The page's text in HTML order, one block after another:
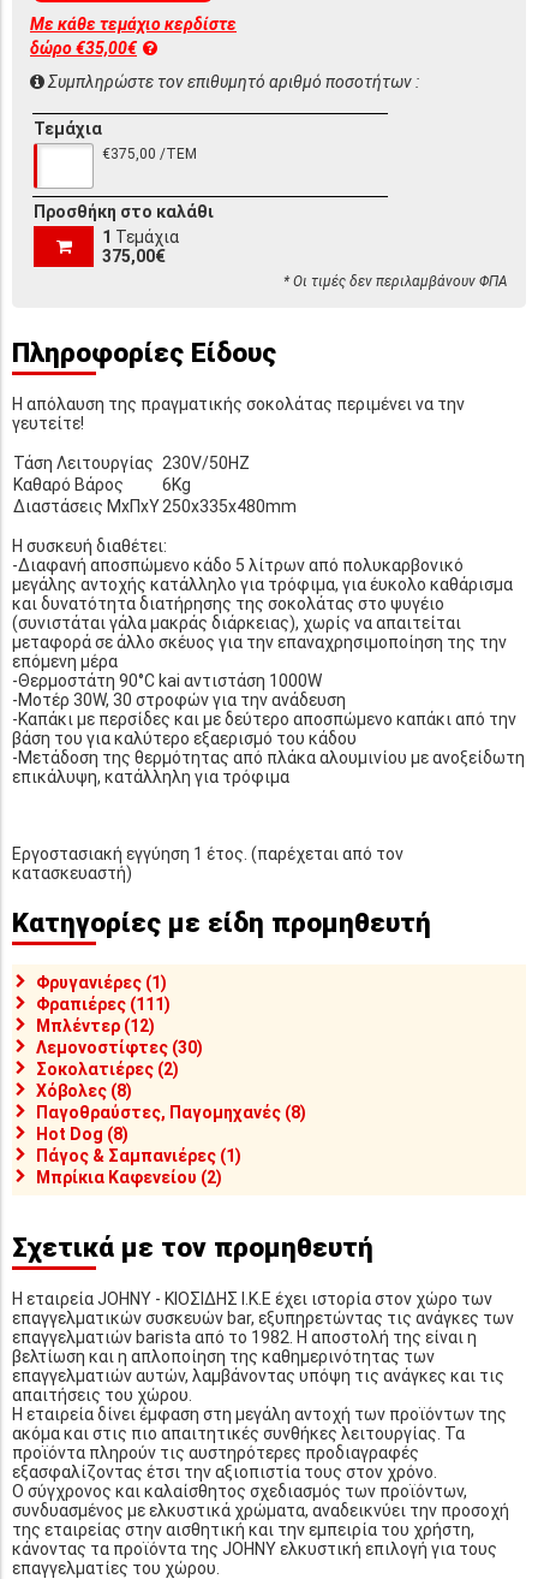
Με κάθε τεμάχιο κερδίστε
δώρο €35,00€
Συμπληρώστε τον επιθυμητό αριθμό ποσοτήτων :
Τεμάχια
€375,00 /ΤΕΜ
Προσθήκη στο καλάθι
1 Τεμάχια
375,00€
* Οι τιμές δεν περιλαμβάνουν ΦΠΑ
Πληροφορίες Είδους
Η απόλαυση της πραγματικής σοκολάτας περιμένει να την
γευτείτε!
Τάση Λειτουργίας 230V/50HZ
Καθαρό Βάρος
6Kg
Διαστάσεις ΜxΠxΥ250x335x480mm
Η συσκευή διαθέτει:
-Διαφανή αποσπώμενο κάδο 5 λίτρων από πολυκαρβονικό
μεγάλης αντοχής κατάλληλο για τρόφιμα, για έυκολο καθάρισμα
και δυνατότητα διατήρησης της σοκολάτας στο ψυγέιο
(συνιστάται γάλα μακράς διάρκειας), χωρίς να απαιτείται
μεταφορά σε άλλο σκέυος για την επαναχρησιμοποίηση της την
επόμενη μέρα
-Θερμοστάτη 90°C kai αντιστάση 1000W
-Μοτέρ 30W, 30 στροφών για την ανάδευση
-Καπάκι με περσίδες και με δεύτερο αποσπώμενο καπάκι από την
βάση του για καλύτερο εξαερισμό του κάδου
-Μετάδοση της θερμότητας από πλάκα αλουμινίου με ανοξείδωτη
επικάλυψη, κατάλληλη για τρόφιμα
Εργοστασιακή εγγύηση 1 έτος. (παρέχεται από τον
κατασκευαστή)
Κατηγορίες με είδη προμηθευτή
Φρυγανιέρες (1)
Φραπιέρες (111)
Μπλέντερ (12)
Λεμονοστίφτες (30)
Σοκολατιέρες (2)
Χόβολες (8)
Παγοθραύστες, Παγομηχανές (8)
Hot Dog (8)
Πάγος & Σαμπανιέρες (1)
Μπρίκια Καφενείου (2)
Σχετικά με τον προμηθευτή
Η εταιρεία JOHNY - ΚΙΟΣΙΔΗΣ Ι.Κ.Ε έχει ιστορία στον χώρο των
επαγγελματικών συσκευών bar, εξυπηρετώντας τις ανάγκες των
επαγγελματιών barista από το 1982. Η αποστολή της είναι η
βελτίωση και η απλοποίηση της καθημερινότητας των
επαγγελματιών αυτών, λαμβάνοντας υπόψη τις ανάγκες και τις
απαιτήσεις του χώρου.
Η εταιρεία δίνει έμφαση στη μεγάλη αντοχή των προϊόντων της
ακόμα και στις πιο απαιτητικές συνθήκες λειτουργίας. Τα
προϊόντα πληρούν τις αυστηρότερες προδιαγραφές
εξασφαλίζοντας έτσι την αξιοπιστία τους στον χρόνο.
Ο σύγχρονος και καλαίσθητος σχεδιασμός των προϊόντων,
συνδυασμένος με ελκυστικά χρώματα, αναδεικνύει την προσοχή
της εταιρείας στην αισθητική και την εμπειρία του χρήστη,
κάνοντας τα προϊόντα της JOHNY ελκυστική επιλογή για τους
επαγγελματίες του χώρου.